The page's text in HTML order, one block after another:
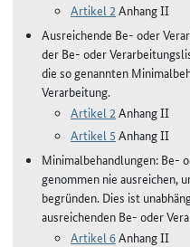
Artikel 2 Anhang II
Ausreichende Be- oder
der Be- oder
die so genannten
Verarbeitung.
Artikel 2 Anhang II
Artikel 5 Anhang II
Minimalbehandlungen: Be-
genommen nie ausreichen,
begründen. Dies ist
ausreichenden Be- oder
Artikel 6Anhang II